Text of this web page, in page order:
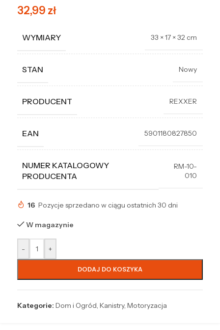
32,99 zł
WYMIARY 33 × 17 × 32 cm
STAN Nowy
PRODUCENT REXXER
EAN 5901180827850
NUMER KATALOGOWY
PRODUCENTA
RM-10-
010
16 Pozycje sprzedano w ciągu ostatnich 30 dni
W magazynie
- +
DODAJ DO KOSZYKA
Kategorie: Dom i Ogród, Kanistry, Motoryzacja